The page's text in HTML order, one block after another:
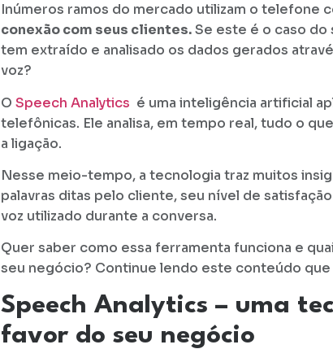
Inúmeros ramos do mercado utilizam o telefone
conexão com seus clientes.Se este é o caso
tem extraído e analisado os dados gerados
voz?
O Speech Analytics é uma inteligência artificial
telefônicas. Ele analisa, em tempo real, tudo o
a ligação.
Nesse meio-tempo, a tecnologia traz muitos
palavras ditas pelo cliente, seu nível de
voz utilizado durante a conversa.
Quer saber como essa ferramenta funciona e
seu negócio? Continue lendo este conteúdo que
Speech Analytics – uma
favor do seu negócio